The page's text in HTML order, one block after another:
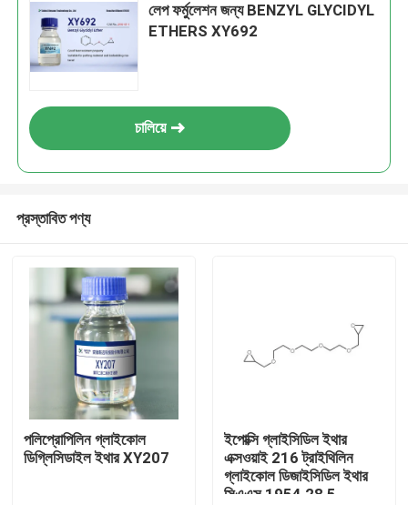
লেপ ফর্মুলেশন জন্য BENZYL GLYCIDYL
ETHERS XY692
চালিয়ে
প্রস্তাবিত পণ্য
পলিপ্রোপিলিন গ্লাইকোল
ডিগ্লিসিডাইল ইথার XY207
ইপোক্সি গ্লাইসিডিল ইথার
এক্সওয়াই 216 ট্রাইথিলিন
গ্লাইকোল ডিজাইসিডিল ইথার
সিএএস 1954 28 5